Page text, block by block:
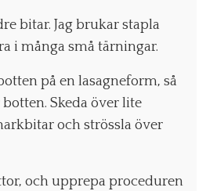
bitar. Jag brukar stapla
i många små tärningar.
på en lasagneform, så
Skeda över lite
och strössla över
och upprepa proceduren